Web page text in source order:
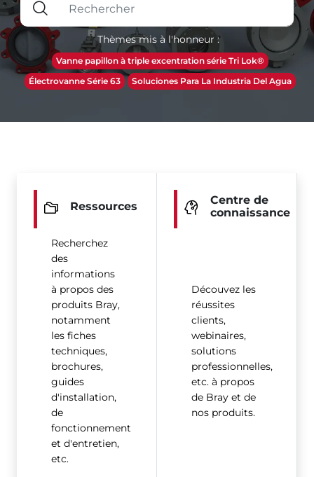
Thèmes mis à l'honneur :
Vanne papillon à triple excentration série Tri Lok®
Électrovanne Série 63
Soluciones Para La Industria Del Agua
Ressources
Recherchez
des
informations
à propos des
produits Bray,
notamment
les fiches
techniques,
brochures,
guides
d'installation,
de
fonctionnement
et d'entretien,
etc.
Centre de
connaissance
Découvez les
réussites
clients,
webinaires,
solutions
professionnelles,
etc. à propos
de Bray et de
nos produits.